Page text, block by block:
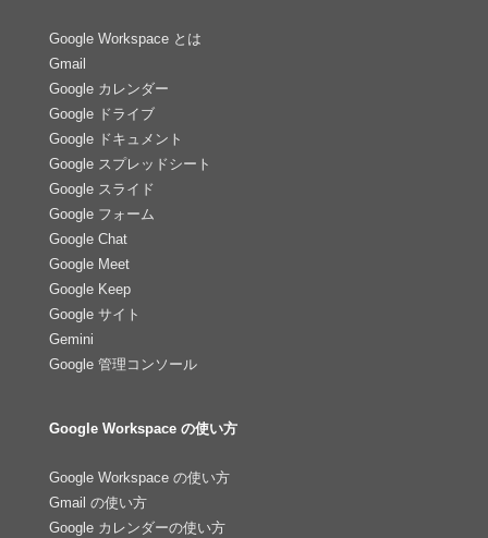
Google Workspace とは
Gmail
Google カレンダー
Google ドライブ
Google ドキュメント
Google スプレッドシート
Google スライド
Google フォーム
Google Chat
Google Meet
Google Keep
Google サイト
Gemini
Google 管理コンソール
Google Workspace の使い方
Google Workspace の使い方
Gmail の使い方
Google カレンダーの使い方